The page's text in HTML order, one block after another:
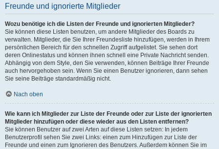
Freunde und ignorierte Mitglieder
Wozu benötige ich die Listen der Freunde und ignorierten Mitglieder?
Sie können diese Listen benutzen, um andere Mitglieder des Boards zu
verwalten. Mitglieder, die Sie Ihrer Freundesliste hinzufügen, werden in Ihrem
persönlichen Bereich für den schnellen Zugriff aufgelistet. Sie sehen dort
deren Onlinestatus und können ihnen schnell eine Private Nachricht senden.
Abhängig von dem Style, den Sie verwenden, können Beiträge Ihrer Freunde
auch hervorgehoben sein. Wenn Sie einen Benutzer ignorieren, dann sehen
Sie seine Beiträge standardmäßig nicht.
Nach oben
Wie kann ich Mitglieder zur Liste der Freunde oder zur Liste der ignorierten
Mitglieder hinzufügen oder diese wieder aus den Listen entfernen?
Sie können Benutzer auf zwei Arten auf diese Listen setzen: In jedem
Benutzerprofil sehen Sie zwei Links: einen zum Hinzufügen zur Liste der
Freunde und einen zum Ignorieren des Benutzers. Außerdem können Sie im